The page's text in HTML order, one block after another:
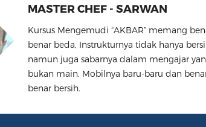
MASTER CHEF - SARWAN
Kursus Mengemudi “AKBAR” memang
benar beda, Instrukturnya tidak hanya
namun juga sabarnya dalam mengajar
bukan main. Mobilnya baru-baru dan
benar bersih.